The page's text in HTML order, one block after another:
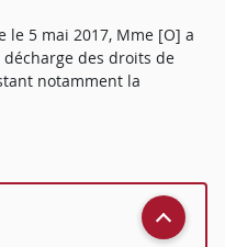
le 5 mai 2017, Mme [O] a
des droits de
notamment la